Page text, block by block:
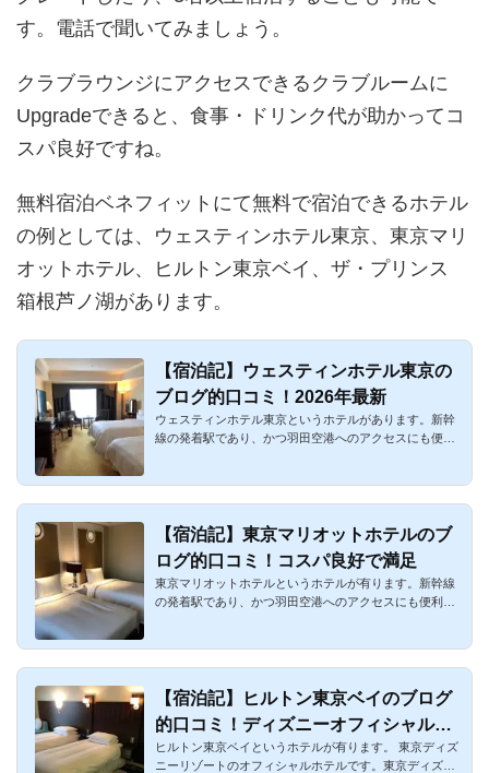
す。電話で聞いてみましょう。
クラブラウンジにアクセスできるクラブルームに
Upgradeできると、食事・ドリンク代が助かってコ
スパ良好ですね。
無料宿泊ベネフィットにて無料で宿泊できるホテル
の例としては、ウェスティンホテル東京、東京マリ
オットホテル、ヒルトン東京ベイ、ザ・プリンス
箱根芦ノ湖があります。
【宿泊記】ウェスティンホテル東京の
ブログ的口コミ！2026年最新
ウェスティンホテル東京というホテルがあります。新幹
線の発着駅であり、かつ羽田空港へのアクセスにも便利
【宿泊記】東京マリオットホテルのブ
ログ的口コミ！コスパ良好で満足
東京マリオットホテルというホテルが有ります。新幹線
の発着駅であり、かつ羽田空港へのアクセスにも便利な
【宿泊記】ヒルトン東京ベイのブログ
的口コミ！ディズニーオフィシャルホ
テルでランド・シー観光に便利
ヒルトン東京ベイというホテルが有ります。 東京ディズ
ニーリゾートのオフィシャルホテルです。東京ディズニ